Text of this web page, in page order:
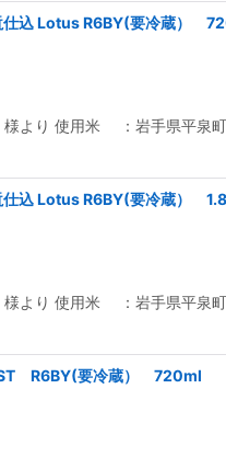
仕込 Lotus R6BY(要冷蔵）
より 使用米 ：岩手県平泉
仕込 Lotus R6BY(要冷蔵）
より 使用米 ：岩手県平泉
R6BY(要冷蔵） 720ml